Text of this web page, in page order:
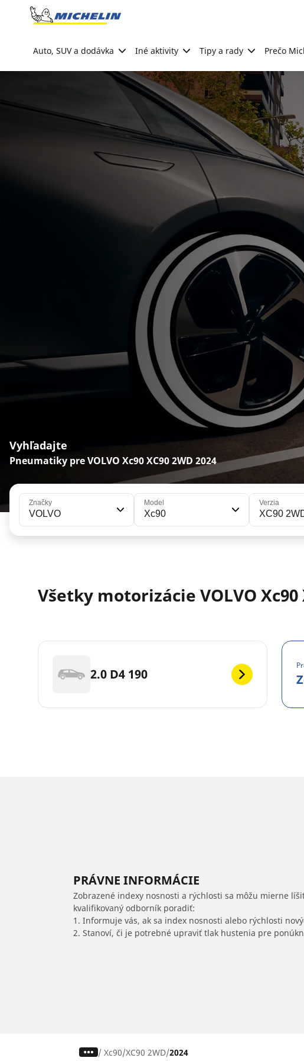
Go to page content
Auto, SUV a dodávka Iné aktivity Tipy a rady Prečo
Vyhľadajte
Pneumatiky pre VOLVO Xc90 XC90 2WD 2024
Značky
VOLVO
Model
Xc90
Verzia
XC90
Všetky motorizácie VOLVO Xc90
2.0 D4 190
PRÁVNE INFORMÁCIE
Zobrazené indexy nosnosti a rýchlosti sa môžu mierne
kvalifikovaný odborník poradiť:
1. Informuje vás, ak sa index nosnosti alebo rýchlosti
2. Stanoví, či je potrebné upraviť tlak hustenia pre
/ Xc90 XC90 2WD 2024